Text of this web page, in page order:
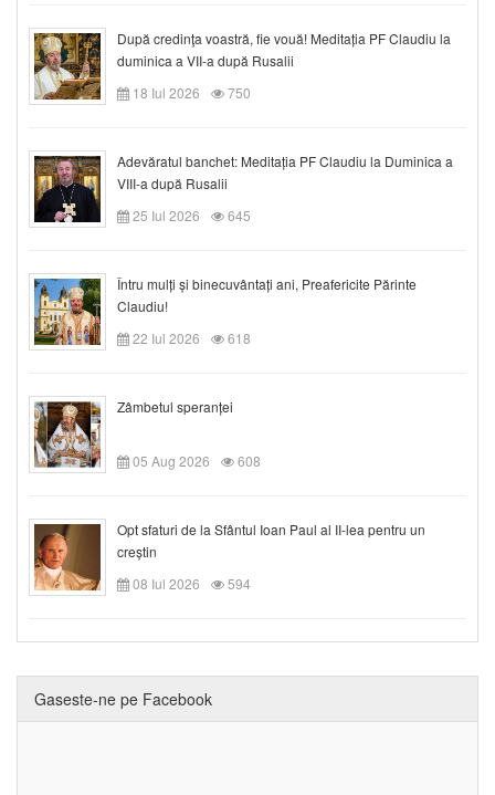
După credinţa voastră, fie vouă! Meditația PF Claudiu la
duminica a VII-a după Rusalii
18 Iul 2026
750
Adevăratul banchet: Meditația PF Claudiu la Duminica a
VIII-a după Rusalii
25 Iul 2026
645
Întru mulți și binecuvântați ani, Preafericite Părinte
Claudiu!
22 Iul 2026
618
Zâmbetul speranței
05 Aug 2026 608
Opt sfaturi de la Sfântul Ioan Paul al II-lea pentru un
creștin
08 Iul 2026
594
Gaseste-ne pe Facebook